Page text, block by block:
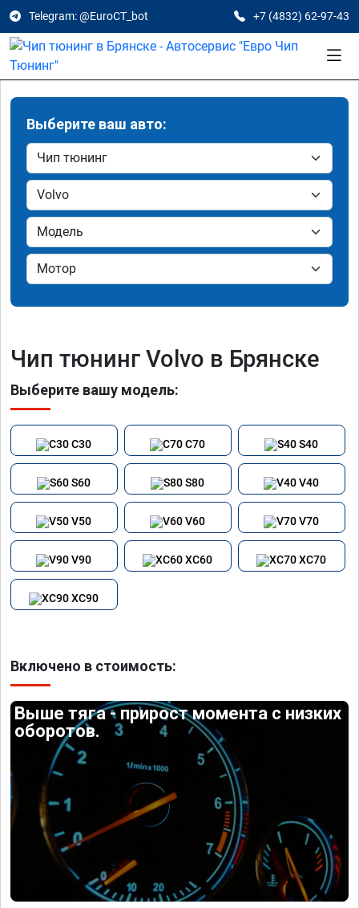
Telegram: @EuroCT_bot +7 (4832) 62-97-43
Выберите ваш авто:
Чип тюнинг Volvo в Брянске
Выберите вашу модель:
C30 C70 S40
S60 S80 V40
V50 V60 V70
V90 XC60 XC70
XC90
Включено в стоимость:
Выше тяга - прирост момента с низких
оборотов.